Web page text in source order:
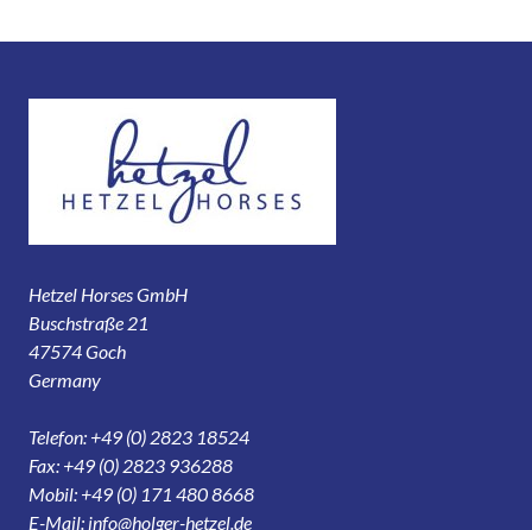
Hetzel Horses GmbH
Buschstraße 21
47574 Goch
Germany
Telefon: +49 (0) 2823 18524
Fax: +49 (0) 2823 936288
Mobil: +49 (0) 171 480 8668
E-Mail: info@holger-hetzel.de